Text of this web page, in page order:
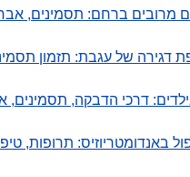
מרובים ברחם: תסמינים,
דגירה של עגבת: תזמון
דרכי הדבקה, תסמינים,
באנדומטריוזיס: תרופות,